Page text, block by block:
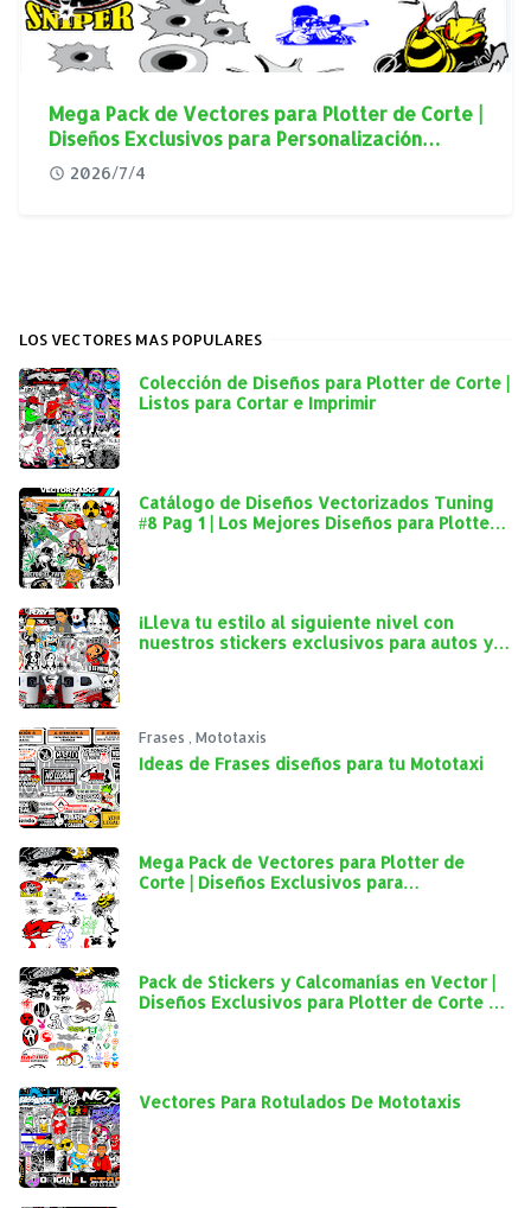
Mega Pack de Vectores para Plotter de Corte |
Diseños Exclusivos para Personalización
Automotriz
2026/7/4
LOS VECTORES MAS POPULARES
Colección de Diseños para Plotter de Corte |
Listos para Cortar e Imprimir
Catálogo de Diseños Vectorizados Tuning
#8 Pag 1 | Los Mejores Diseños para Plotter
¡Lleva tu estilo al siguiente nivel con
nuestros stickers exclusivos para autos y
Frases Mototaxis
Ideas de Frases diseños para tu Mototaxi
Mega Pack de Vectores para Plotter de
Corte | Diseños Exclusivos para
Pack de Stickers y Calcomanías en Vector |
Diseños Exclusivos para Plotter de Corte y
Vectores Para Rotulados De Mototaxis